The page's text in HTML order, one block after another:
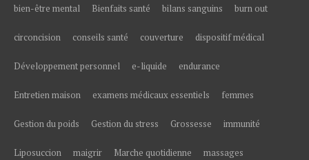
bien-être mental Bienfaits santé bilans sanguins burn out
circoncision conseils santé couverture dispositif médical
Développement personnel e-liquide endurance
Entretien maison examens médicaux essentiels femmes
Gestion du poids Gestion du stress Grossesse immunité
Liposuccion maigrir Marche quotidienne massages